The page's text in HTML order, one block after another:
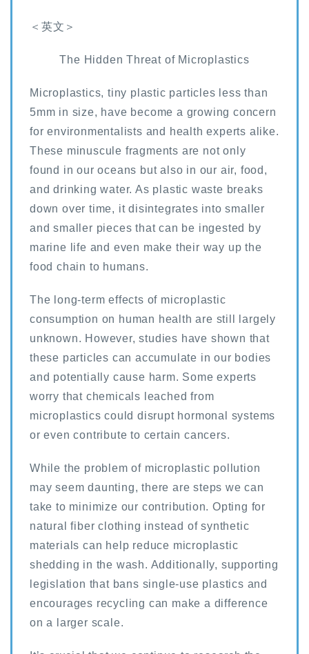
＜英文＞
The Hidden Threat of Microplastics
Microplastics, tiny plastic particles less than
5mm in size, have become a growing concern
for environmentalists and health experts alike.
These minuscule fragments are not only
found in our oceans but also in our air, food,
and drinking water. As plastic waste breaks
down over time, it disintegrates into smaller
and smaller pieces that can be ingested by
marine life and even make their way up the
food chain to humans.
The long-term effects of microplastic
consumption on human health are still largely
unknown. However, studies have shown that
these particles can accumulate in our bodies
and potentially cause harm. Some experts
worry that chemicals leached from
microplastics could disrupt hormonal systems
or even contribute to certain cancers.
While the problem of microplastic pollution
may seem daunting, there are steps we can
take to minimize our contribution. Opting for
natural fiber clothing instead of synthetic
materials can help reduce microplastic
shedding in the wash. Additionally, supporting
legislation that bans single-use plastics and
encourages recycling can make a difference
on a larger scale.